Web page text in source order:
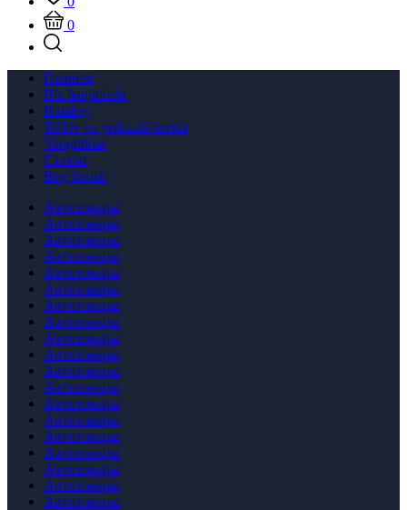
0
Главная
Biz haqimizda
Katalog
To'lov va yetkazib berish
Yangiliklar
Статьи
Bog`lanish
Автотовары
Автотовары
Автотовары
Автотовары
Автотовары
Автотовары
Автотовары
Автотовары
Автотовары
Автотовары
Автотовары
Автотовары
Автотовары
Автотовары
Автотовары
Автотовары
Автотовары
Автотовары
Автотовары